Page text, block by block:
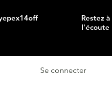
Restez à
l'écoute
Se connecter